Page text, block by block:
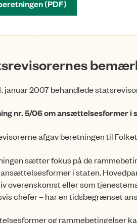
(PDF)
januar 2007 behandlede
nr. 5/06 om ansættelsesformer i
afgav beretningen til
sætter fokus på de
i staten.
overenskomst eller som
chefer – har en tidsbegrænset
og rammebetingelser